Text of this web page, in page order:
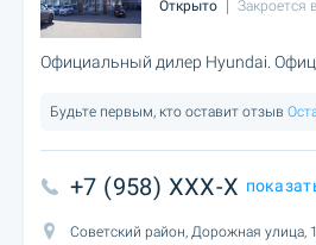
Открыто
Закроется
Официальный дилер Hyundai.
Будьте первым, кто оставит отзыв
+7 (958) XXX-X
Советский район, Дорожная улица,